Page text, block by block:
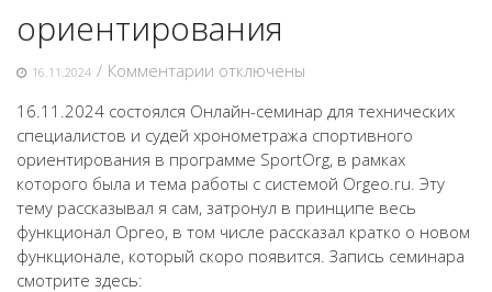
ориентирования
16.11.2024 / Комментарии к
Онлайн-
семинар
для
технических
специалистов
и
судей
отключены
16.11.2024 состоялся Онлайн-семинар для технических
специалистов и судей хронометража спортивного
ориентирования в программе SportOrg, в рамках
которого была и тема работы с системой Orgeo.ru. Эту
тему рассказывал я сам, затронул в принципе весь
функционал Оргео, в том числе рассказал кратко о новом
функционале, который скоро появится. Запись семинара
смотрите здесь: